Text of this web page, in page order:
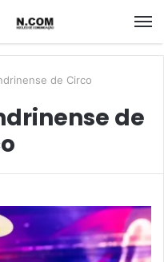
de Circo
de